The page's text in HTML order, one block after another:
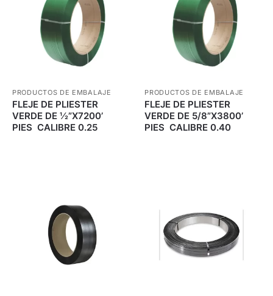
PRODUCTOS DE EMBALAJE
FLEJE DE PLIESTER
VERDE DE ½”X7200’
PIES CALIBRE 0.25
PRODUCTOS DE EMBALAJE
FLEJE DE PLIESTER
VERDE DE 5/8”X3800’
PIES CALIBRE 0.40